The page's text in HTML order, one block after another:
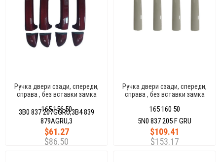
Ручка двери сзади, спереди,
справа , без вставки замка
165 156 50
$61.27
$86.50
3B0 837 207GGRU,3B4 839
879AGRU,3
Ручка двери сзади, спереди,
справа , без вставки замка
5N0837205 F GRU
165 160 50
$109.41
$153.17
5N0 837 205 F GRU